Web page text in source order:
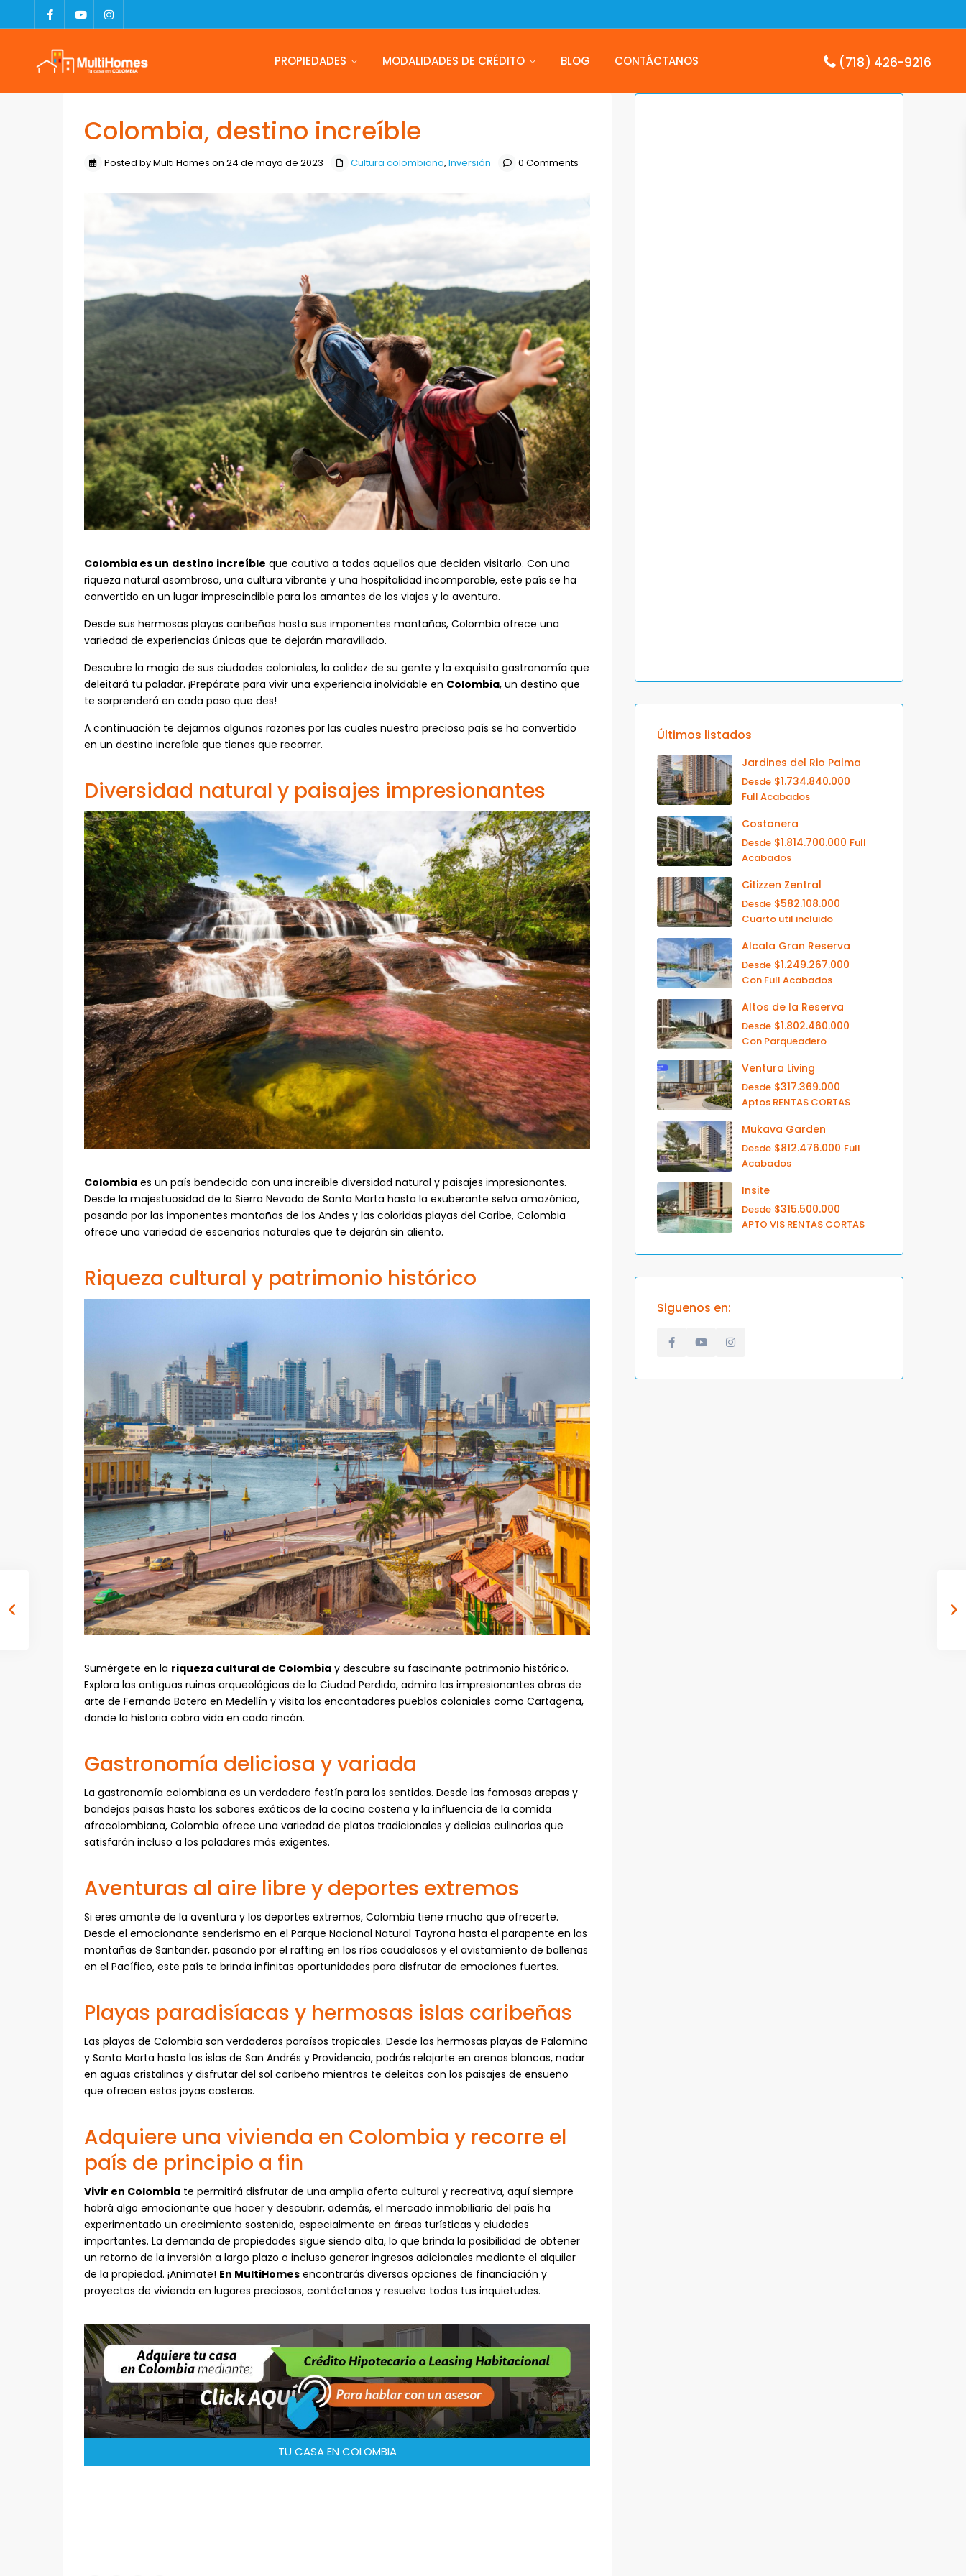
PROPIEDADES MODALIDADES DE CRÉDITO BLOG CONTÁCTANOS (718) 426-9216
Colombia, destino increíble
Posted by Multi Homes on 24 de mayo de 2023 Cultura colombiana, Inversión 0 Comments
Colombia es un destino increíble que cautiva a todos aquellos que deciden visitarlo. Con una
riqueza natural asombrosa, una cultura vibrante y una hospitalidad incomparable, este país se ha
convertido en un lugar imprescindible para los amantes de los viajes y la aventura.
Desde sus hermosas playas caribeñas hasta sus imponentes montañas, Colombia ofrece una
variedad de experiencias únicas que te dejarán maravillado.
Descubre la magia de sus ciudades coloniales, la calidez de su gente y la exquisita gastronomía que
deleitará tu paladar. ¡Prepárate para vivir una experiencia inolvidable en Colombia, un destino que
te sorprenderá en cada paso que des!
A continuación te dejamos algunas razones por las cuales nuestro precioso país se ha convertido
en un destino increíble que tienes que recorrer.
Diversidad natural y paisajes impresionantes
Colombia es un país bendecido con una increíble diversidad natural y paisajes impresionantes.
Desde la majestuosidad de la Sierra Nevada de Santa Marta hasta la exuberante selva amazónica,
pasando por las imponentes montañas de los Andes y las coloridas playas del Caribe, Colombia
ofrece una variedad de escenarios naturales que te dejarán sin aliento.
Riqueza cultural y patrimonio histórico
Sumérgete en la riqueza cultural de Colombia y descubre su fascinante patrimonio histórico.
Explora las antiguas ruinas arqueológicas de la Ciudad Perdida, admira las impresionantes obras de
arte de Fernando Botero en Medellín y visita los encantadores pueblos coloniales como Cartagena,
donde la historia cobra vida en cada rincón.
Gastronomía deliciosa y variada
La gastronomía colombiana es un verdadero festín para los sentidos. Desde las famosas arepas y
bandejas paisas hasta los sabores exóticos de la cocina costeña y la influencia de la comida
afrocolombiana, Colombia ofrece una variedad de platos tradicionales y delicias culinarias que
satisfarán incluso a los paladares más exigentes.
Aventuras al aire libre y deportes extremos
Si eres amante de la aventura y los deportes extremos, Colombia tiene mucho que ofrecerte.
Desde el emocionante senderismo en el Parque Nacional Natural Tayrona hasta el parapente en las
montañas de Santander, pasando por el rafting en los ríos caudalosos y el avistamiento de ballenas
en el Pacífico, este país te brinda infinitas oportunidades para disfrutar de emociones fuertes.
Playas paradisíacas y hermosas islas caribeñas
Las playas de Colombia son verdaderos paraísos tropicales. Desde las hermosas playas de Palomino
y Santa Marta hasta las islas de San Andrés y Providencia, podrás relajarte en arenas blancas, nadar
en aguas cristalinas y disfrutar del sol caribeño mientras te deleitas con los paisajes de ensueño
que ofrecen estas joyas costeras.
Adquiere una vivienda en Colombia y recorre el
país de principio a fin
Vivir en Colombia te permitirá disfrutar de una amplia oferta cultural y recreativa, aquí siempre
habrá algo emocionante que hacer y descubrir, además, el mercado inmobiliario del país ha
experimentado un crecimiento sostenido, especialmente en áreas turísticas y ciudades
importantes. La demanda de propiedades sigue siendo alta, lo que brinda la posibilidad de obtener
un retorno de la inversión a largo plazo o incluso generar ingresos adicionales mediante el alquiler
de la propiedad. ¡Anímate! En MultiHomes encontrarás diversas opciones de financiación y
proyectos de vivienda en lugares preciosos, contáctanos y resuelve todas tus inquietudes.
TU CASA EN COLOMBIA
Últimos listados
Jardines del Rio Palma
Desde $1.734.840.000
Full Acabados
Costanera
Desde $1.814.700.000 Full
Acabados
Citizzen Zentral
Desde $582.108.000
Cuarto util incluido
Alcala Gran Reserva
Desde $1.249.267.000
Con Full Acabados
Altos de la Reserva
Desde $1.802.460.000
Con Parqueadero
Ventura Living
Desde $317.369.000
Aptos RENTAS CORTAS
Mukava Garden
Desde $812.476.000 Full
Acabados
Insite
Desde $315.500.000
APTO VIS RENTAS CORTAS
Siguenos en: